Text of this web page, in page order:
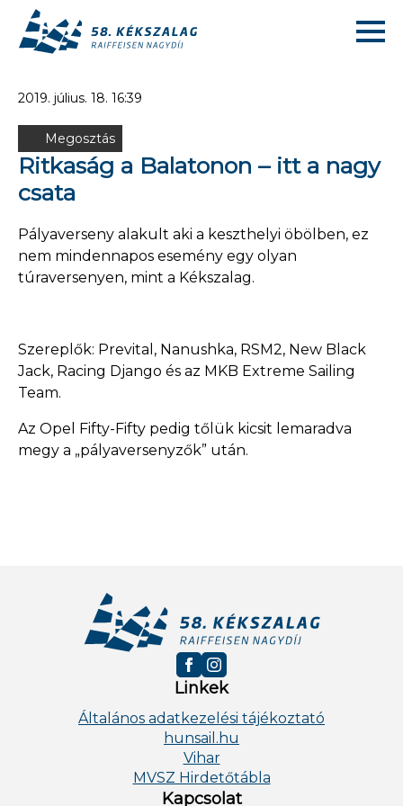
2019. július. 18. 16:39
Megosztás
Ritkaság a Balatonon – itt a nagy
csata
Pályaverseny alakult aki a keszthelyi öbölben, ez
nem mindennapos esemény egy olyan
túraversenyen, mint a Kékszalag.
Szereplők: Prevital, Nanushka, RSM2, New Black
Jack, Racing Django és az MKB Extreme Sailing
Team.
Az Opel Fifty-Fifty pedig tőlük kicsit lemaradva
megy a „pályaversenyzők” után.
Linkek
Általános adatkezelési tájékoztató
hunsail.hu
Vihar
MVSZ Hirdetőtábla
Kapcsolat